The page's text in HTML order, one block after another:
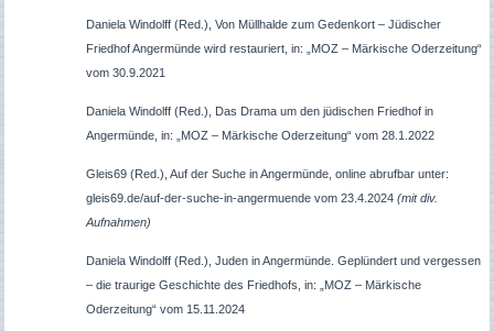
Daniela Windolff (Red.), Von Müllhalde zum Gedenkort – Jüdischer
Friedhof Angermünde wird restauriert, in: „MOZ – Märkische Oderzeitung“
vom 30.9.2021
Daniela Windolff (Red.), Das Drama um den jüdischen Friedhof in
Angermünde, in: „MOZ – Märkische Oderzeitung“ vom 28.1.2022
Gleis69 (Red.), Auf der Suche in Angermünde, online abrufbar unter:
gleis69.de/auf-der-suche-in-angermuende vom 23.4.2024(mit div.
Aufnahmen)
Daniela Windolff (Red.), Juden in Angermünde. Geplündert und vergessen
– die traurige Geschichte des Friedhofs, in: „MOZ – Märkische
Oderzeitung“ vom 15.11.2024